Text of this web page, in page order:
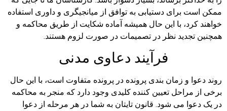
ممکن است برای دستیابی به توافق از میانجیگری و داوری استفاده
خواهند کرد، با این حال همیشه آماده شکایت از طریق محاکمه و
همچنین تجدید نظر در تصمیمات در صورت لزوم هستند.
فرآیند دعاوی مدنی
روند دعوا و زمان بندی پرونده در پرونده متفاوت است، با این حال
برخی از مراحل تعیین کننده کلیدی وجود دارد که منجر به محاکمه
در یک دعوا می شود. قانون تایتان به شما در هر مرحله از دعوا